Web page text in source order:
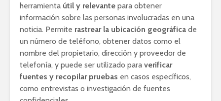
herramienta útil y relevante para obtener
información sobre las personas involucradas en una
noticia. Permite rastrear la ubicación geográfica de
un número de teléfono, obtener datos como el
nombre del propietario, dirección y proveedor de
telefonía, y puede ser utilizado para verificar
fuentes y recopilar pruebas en casos específicos,
como entrevistas o investigación de fuentes